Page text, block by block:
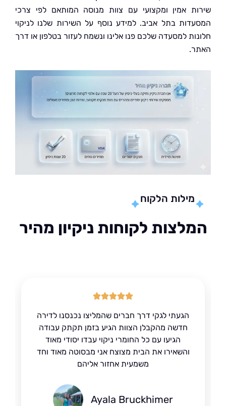
אמין ומקצועי עם צוות מנוסה המותאם לפי צרכי
בתל אביב. למידע נוסף על השירות שלנו לניקוי
למסעדה שלכם פנו אלינו ונשמח לעזור בטלפון או דרך
מילות הלקוח
לקוחות ניקיון מהיר
הגעתי לגקי דרך חברים שהמליצו נכנסנו לדירה
חדשה מהקבלן הצוות הגיע בזמן תקתק עבודה
הגיעו עם כל החומרי ניקוי עבדו יסודי מאוד
והשאירו את הבית מצוצח אני מבסוטה מאוד וחד
משמעית אחזור אליהם
Ayala Bruckhimer